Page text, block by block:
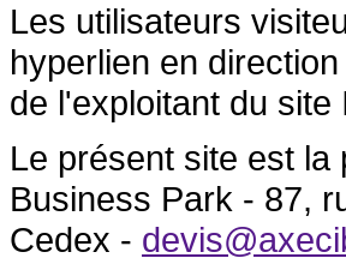
Les utilisateurs
hyperlien en
de l'exploitant du site
Le présent site est la
Business Park - 87,
Cedex -